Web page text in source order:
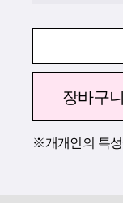
장바구
※개개인의 특